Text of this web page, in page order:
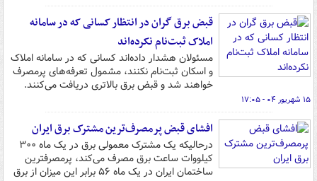
قبض برق گران در انتظار کسانی که در سامانه
املاک ثبت‌نام نکرده‌اند
مسئولان هشدار داده‌اند کسانی که در سامانه املاک
و اسکان ثبت‌نام نکنند، مشمول تعرفه‌های پرمصرف
خواهند شد و قبض برق بالاتری دریافت می‌کنند.
۱۵ شهریور ۰۴ - ۱۷:۰۵
افشای قبض پرمصرف‌ترین مشترک برق ایران
درحالیکه یک مشترک معمولی برق در یک ماه ۳۰۰
کیلووات ساعت برق مصرف می‌کند، پرمصرفترین
ساختمان ایران در یک ماه ۵۶ برابر این میزان از برق